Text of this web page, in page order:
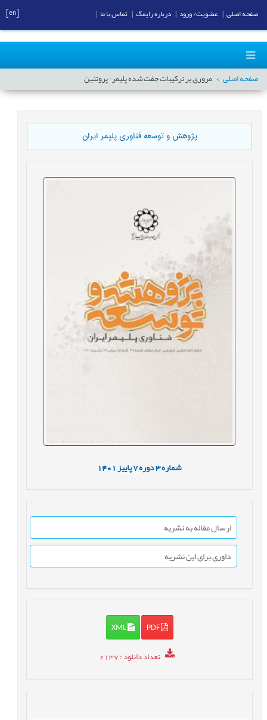
صفحه اصلی مروری بر ترکیبات جفت شده پلیمر-پروتئین
پژوهش و توسعه فناوری پلیمر ایران
شماره3 دوره7 پاییز1401
ارسال مقاله به نشریه
داوری برای این نشریه
PDF
XML
تعداد دانلود: 2137
صفحه اصلی عضویت/ ورود درباره رایمگ تماس با ما